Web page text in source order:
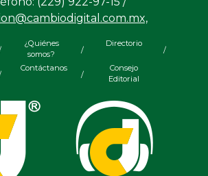
El debate de la